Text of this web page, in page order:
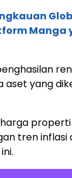
yang
tren inflasi